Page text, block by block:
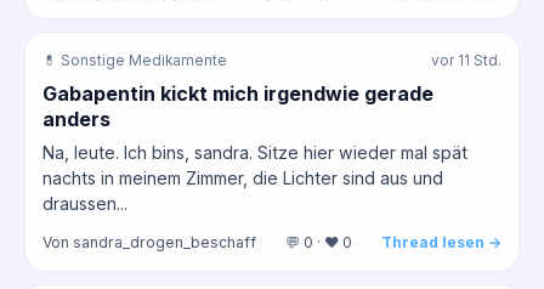
💊 Sonstige Medikamente vor 11 Std.
Gabapentin kickt mich irgendwie gerade
anders
Na, leute. Ich bins, sandra. Sitze hier wieder mal spät
nachts in meinem Zimmer, die Lichter sind aus und
draussen...
Von sandra_drogen_beschaff 💬 0 · ❤️ 0 Thread lesen →